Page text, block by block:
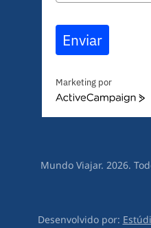
Enviar
Marketing por
A
e
p
Mundo Viajar. 2026.
Desenvolvido por: